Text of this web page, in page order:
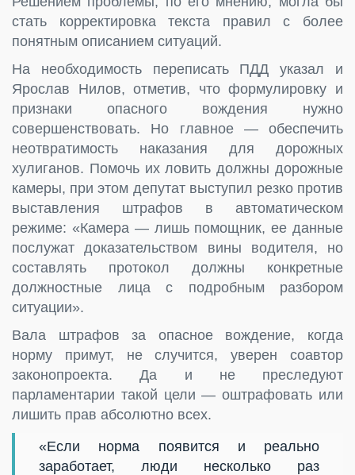
стать корректировка текста правил с более
понятным описанием ситуаций.
На необходимость переписать ПДД указал и
Ярослав Нилов, отметив, что формулировку и
признаки опасного вождения нужно
совершенствовать. Но главное — обеспечить
неотвратимость наказания для дорожных
хулиганов. Помочь их ловить должны дорожные
камеры, при этом депутат выступил резко против
выставления штрафов в автоматическом
режиме: «Камера — лишь помощник, ее данные
послужат доказательством вины водителя, но
составлять протокол должны конкретные
должностные лица с подробным разбором
ситуации».
Вала штрафов за опасное вождение, когда
норму примут, не случится, уверен соавтор
законопроекта. Да и не преследуют
парламентарии такой цели — оштрафовать или
лишить прав абсолютно всех.
«Если норма появится и реально
заработает, люди несколько раз